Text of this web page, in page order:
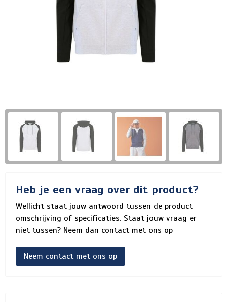
Heb je een vraag over dit product?
Wellicht staat jouw antwoord tussen de product
omschrijving of specificaties. Staat jouw vraag er
niet tussen? Neem dan contact met ons op
Neem contact met ons op